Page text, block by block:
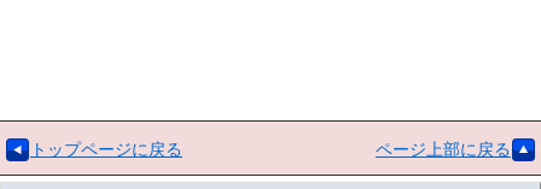
トップページに戻る ページ上部に戻る